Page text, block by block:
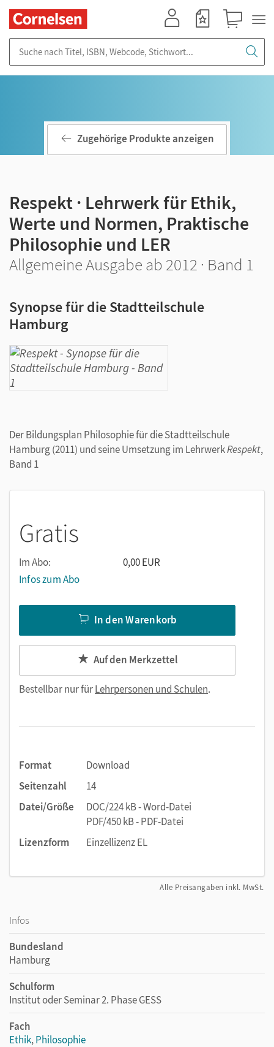
Zugehörige Produkte anzeigen
Respekt · Lehrwerk für Ethik,
Werte und Normen, Praktische
Philosophie und LER
Allgemeine Ausgabe ab 2012 · Band 1
Synopse für die Stadtteilschule
Hamburg
Der Bildungsplan Philosophie für die Stadtteilschule
Hamburg (2011) und seine Umsetzung im LehrwerkRespekt,
Band 1
Gratis
Im Abo:
0,00 EUR
Infos zum Abo
In den Warenkorb
Auf den Merkzettel
Bestellbar nur fürLehrpersonen und Schulen.
Format
Download
Seitenzahl
14
Datei/Größe
DOC/224 kB - Word-Datei
PDF/450 kB - PDF-Datei
Lizenzform
Einzellizenz EL
Alle Preisangaben inkl. MwSt.
Infos
Bundesland
Hamburg
Schulform
Institut oder Seminar 2. Phase GESS
Fach
Ethik,Philosophie